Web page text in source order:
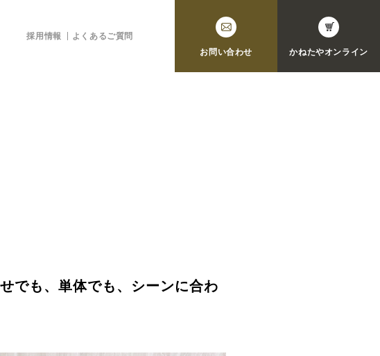
採用情報
よくあるご質問
お問い合わせ
かねたやオンライン
でも、単体でも、シーンに合わ